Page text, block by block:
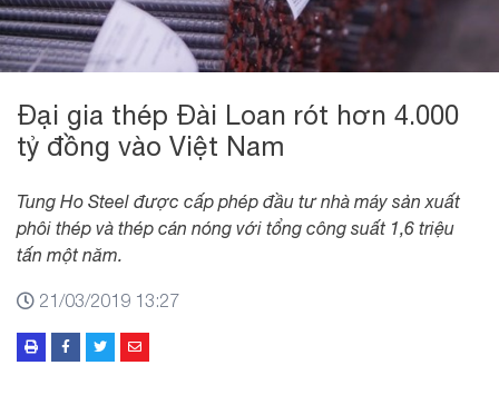
Đại gia thép Đài Loan rót hơn 4.000
tỷ đồng vào Việt Nam
Tung Ho Steel được cấp phép đầu tư nhà máy sản xuất
phôi thép và thép cán nóng với tổng công suất 1,6 triệu
tấn một năm.
21/03/2019 13:27